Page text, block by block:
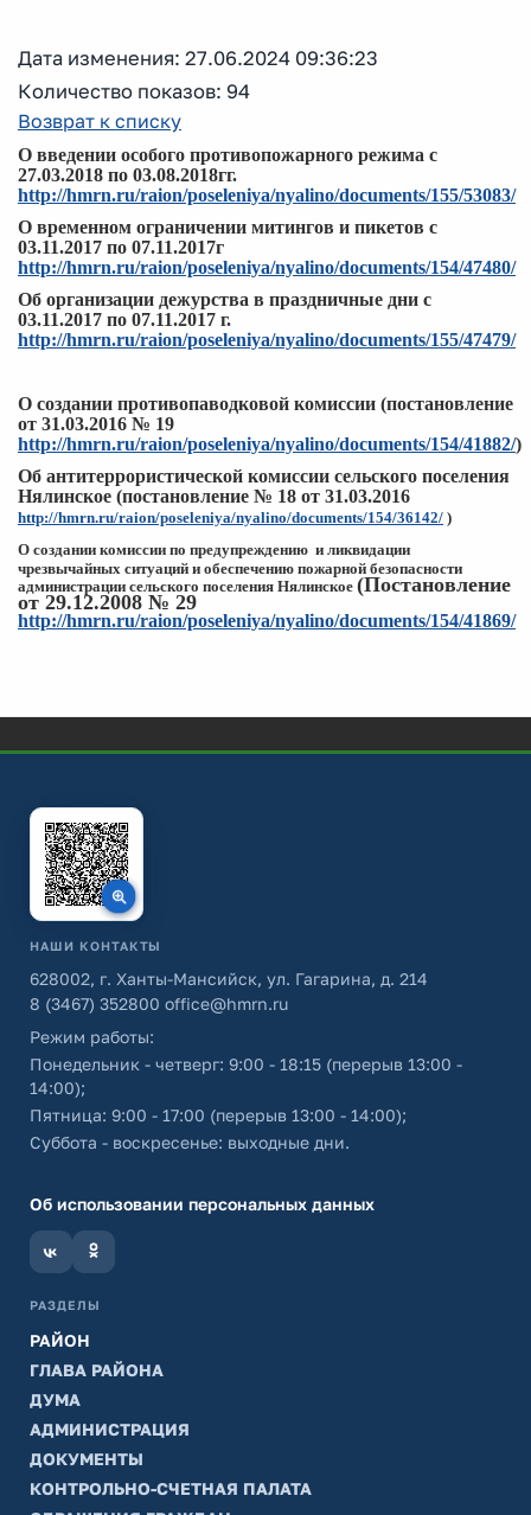
Дата изменения: 27.06.2024 09:36:23
Количество показов: 94
Возврат к списку
О введении особого противопожарного режима с
27.03.2018 по 03.08.2018гг.
http://hmrn.ru/raion/poseleniya/nyalino/documents/155/53083/
О временном ограничении митингов и пикетов с
03.11.2017 по 07.11.2017г
http://hmrn.ru/raion/poseleniya/nyalino/documents/154/47480/
Об организации дежурства в праздничные дни с
03.11.2017 по 07.11.2017 г.
http://hmrn.ru/raion/poseleniya/nyalino/documents/155/47479/
О создании противопаводковой комиссии (постановление
от 31.03.2016 № 19
http://hmrn.ru/raion/poseleniya/nyalino/documents/154/41882/)
Об антитеррористической комиссии сельского поселения
Нялинское (постановление № 18 от 31.03.2016
http://hmrn.ru/raion/poseleniya/nyalino/documents/154/36142/ )
О создании комиссии по предупреждению и ликвидации
чрезвычайных ситуаций и обеспечению пожарной безопасности
администрации сельского поселения Нялинское (Постановление
от 29.12.2008 № 29
http://hmrn.ru/raion/poseleniya/nyalino/documents/154/41869/
НАШИ КОНТАКТЫ
628002, г. Ханты-Мансийск, ул. Гагарина, д. 214
8 (3467) 352800 office@hmrn.ru
Режим работы:
Понедельник - четверг: 9:00 - 18:15 (перерыв 13:00 -
14:00);
Пятница: 9:00 - 17:00 (перерыв 13:00 - 14:00);
Суббота - воскресенье: выходные дни.
Об использовании персональных данных
РАЗДЕЛЫ
РАЙОН
ГЛАВА РАЙОНА
ДУМА
АДМИНИСТРАЦИЯ
ДОКУМЕНТЫ
КОНТРОЛЬНО-СЧЕТНАЯ ПАЛАТА